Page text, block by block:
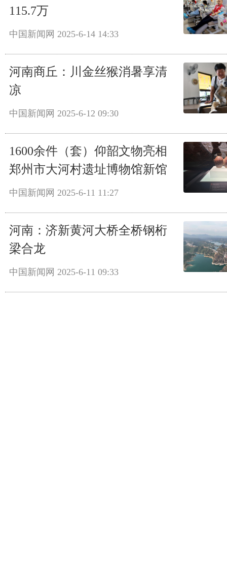
115.7万
中国新闻网 2025-6-14 14:33
河南商丘：川金丝猴消暑享清
凉
中国新闻网 2025-6-12 09:30
1600余件（套）仰韶文物亮相
郑州市大河村遗址博物馆新馆
中国新闻网 2025-6-11 11:27
河南：济新黄河大桥全桥钢桁
梁合龙
中国新闻网 2025-6-11 09:33